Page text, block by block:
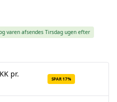
varen afsendes Tirsdag ugen efter
pr.
SPAR 17%